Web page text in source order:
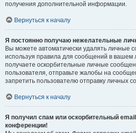
получения дополнительной информации.
Вернуться к началу
Я постоянно получаю нежелательные
Вы можете автоматически удалять личные
используя правила для сообщений в вашем
получаете оскорбительные личные
пользователя, отправьте жалобы на
запретить пользователю отправку личных
Вернуться к началу
Я получил спам или оскорбительный email
конференции!